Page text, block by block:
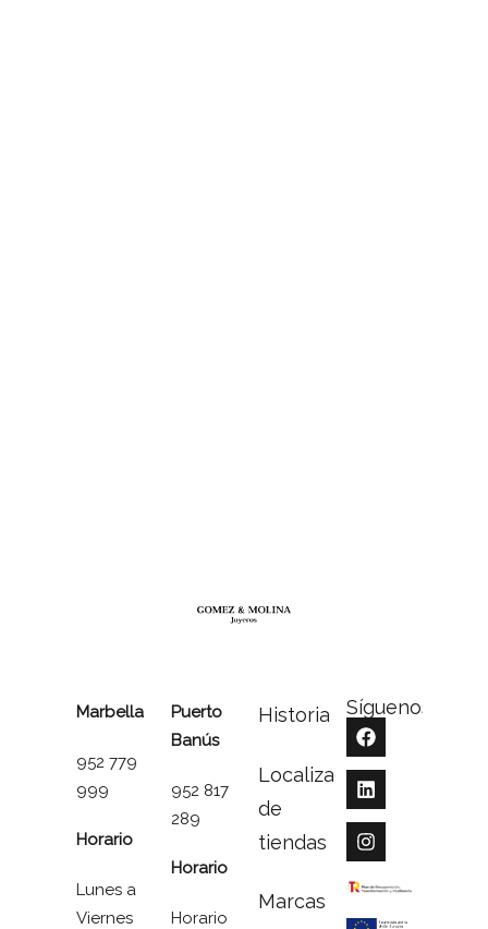
Marbella
952 779
999
Horario
Lunes a
Viernes
Puerto
Banús
952 817
289
Horario
Horario
Historia
Localizador
de
tiendas
Marcas
Síguenos